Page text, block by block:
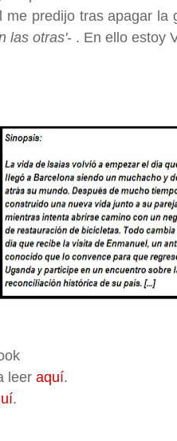
me predijo tras apagar la
las otras'- . En ello estoy
leer aquí.
.